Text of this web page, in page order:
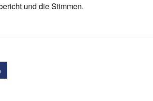
und die Stimmen.